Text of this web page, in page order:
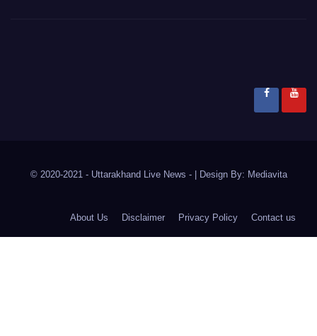
© 2020-2021 - Uttarakhand Live News - Design By: Mediavita
About Us Disclaimer Privacy Policy Contact us